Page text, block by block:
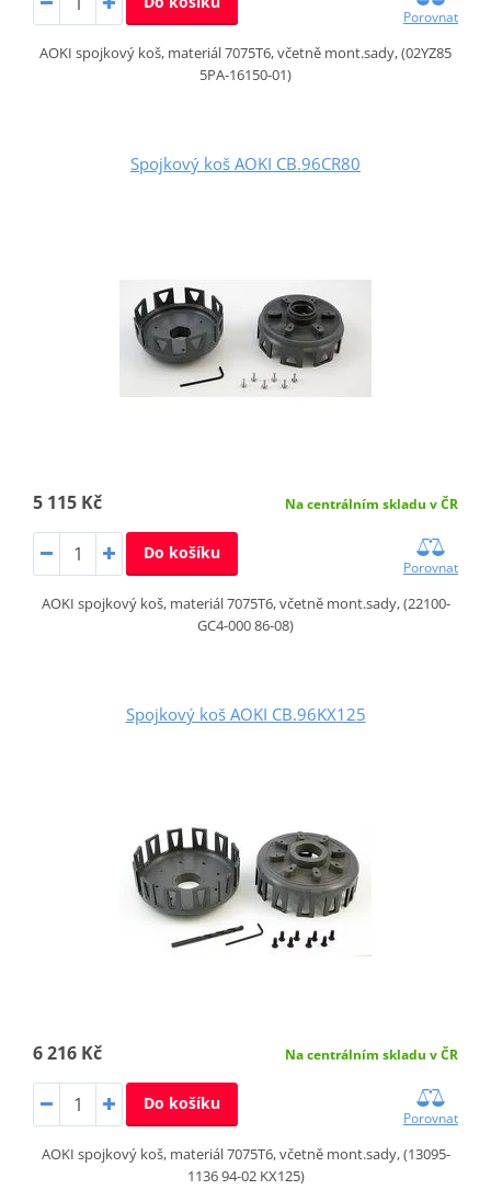
Porovnat
AOKI spojkový koš, materiál 7075T6, včetně mont.sady, (02YZ85
5PA-16150-01)
Spojkový koš AOKI CB.96CR80
5 115 Kč Na centrálním skladu v ČR
Do košíku
Porovnat
AOKI spojkový koš, materiál 7075T6, včetně mont.sady, (22100-
GC4-000 86-08)
Spojkový koš AOKI CB.96KX125
6 216 Kč Na centrálním skladu v ČR
Do košíku
Porovnat
AOKI spojkový koš, materiál 7075T6, včetně mont.sady, (13095-
1136 94-02 KX125)